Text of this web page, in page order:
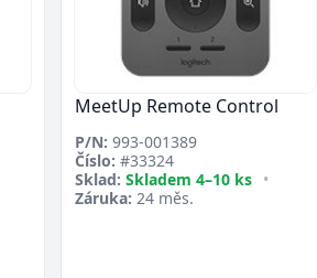
MeetUp Remote Control
P/N: 993-001389
Číslo: #33324
Sklad: Skladem 4–10 ks •
Záruka: 24 měs.